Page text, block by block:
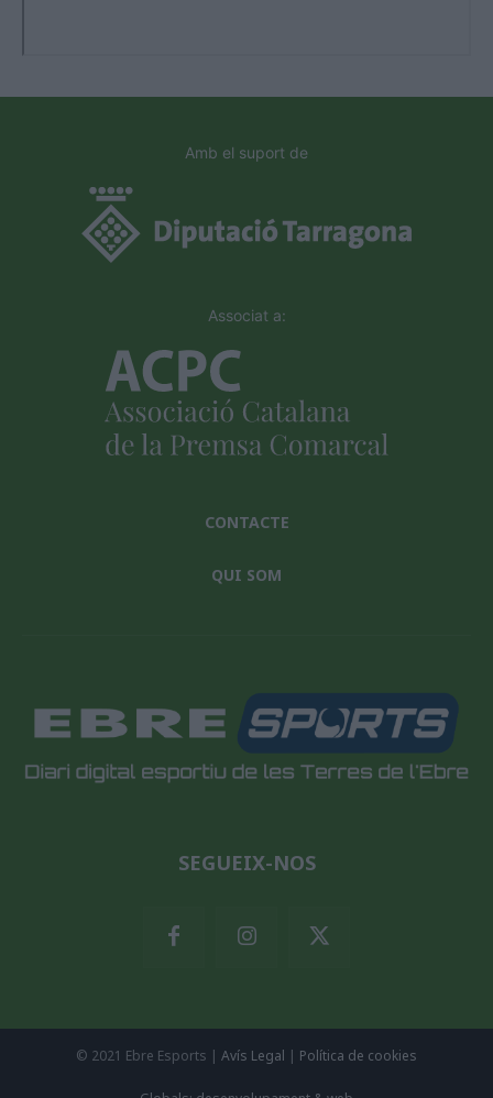
Amb el suport de
Associat a:
CONTACTE
QUI SOM
SEGUEIX-NOS
© 2021 Ebre Esports | Avís Legal | Política de cookies